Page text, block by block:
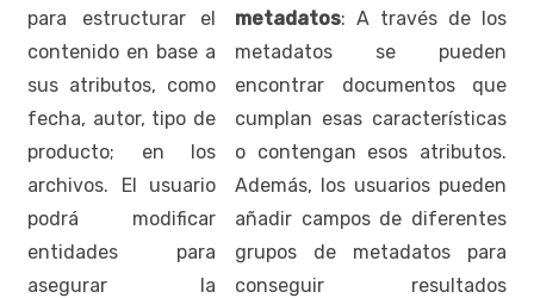
para estructurar el
contenido en base a
sus atributos, como
fecha, autor, tipo de
producto; en los
archivos. El usuario
podrá modificar
entidades para
asegurar la
metadatos: A través de los
metadatos se pueden
encontrar documentos que
cumplan esas características
o contengan esos atributos.
Además, los usuarios pueden
añadir campos de diferentes
grupos de metadatos para
conseguir resultados